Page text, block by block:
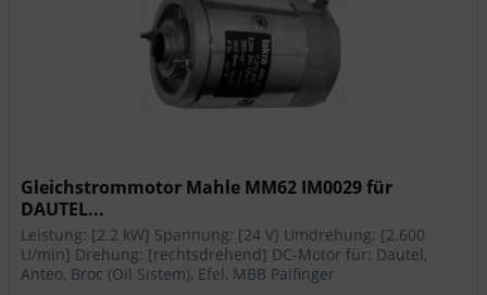
Gleichstrommotor Mahle MM62 IM0029 für
DAUTEL...
Leistung: [2.2 kW] Spannung: [24 V] Umdrehung: [2.600
U/min] Drehung: [rechtsdrehend] DC-Motor für: Dautel,
Anteo, Broc (Oil Sistem), Efel, MBB Palfinger